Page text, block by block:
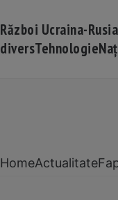
Război Ucraina-Rusia
diversTehnologie
HomeActualitate